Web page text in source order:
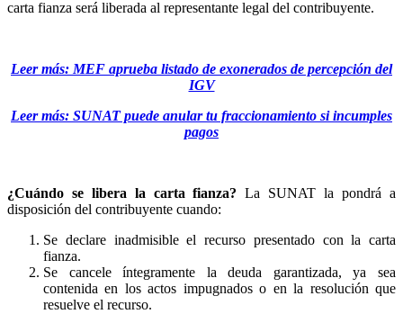
carta fianza será liberada al representante legal del contribuyente.
Leer más: MEF aprueba listado de exonerados de percepción del
IGV
Leer más: SUNAT puede anular tu fraccionamiento si incumples
pagos
¿Cuándo se libera la carta fianza? La SUNAT la pondrá a
disposición del contribuyente cuando:
Se declare inadmisible el recurso presentado con la carta
fianza.
Se cancele íntegramente la deuda garantizada, ya sea
contenida en los actos impugnados o en la resolución que
resuelve el recurso.